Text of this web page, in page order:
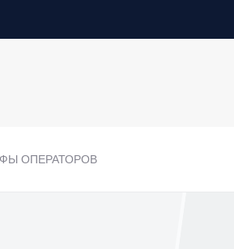
ОПЕРАТОРОВ